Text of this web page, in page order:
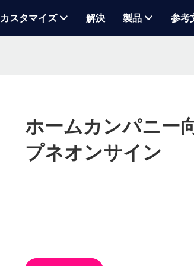
カスタマイズ 解決 製品 参考
ホームカンパニー
プネオンサイン